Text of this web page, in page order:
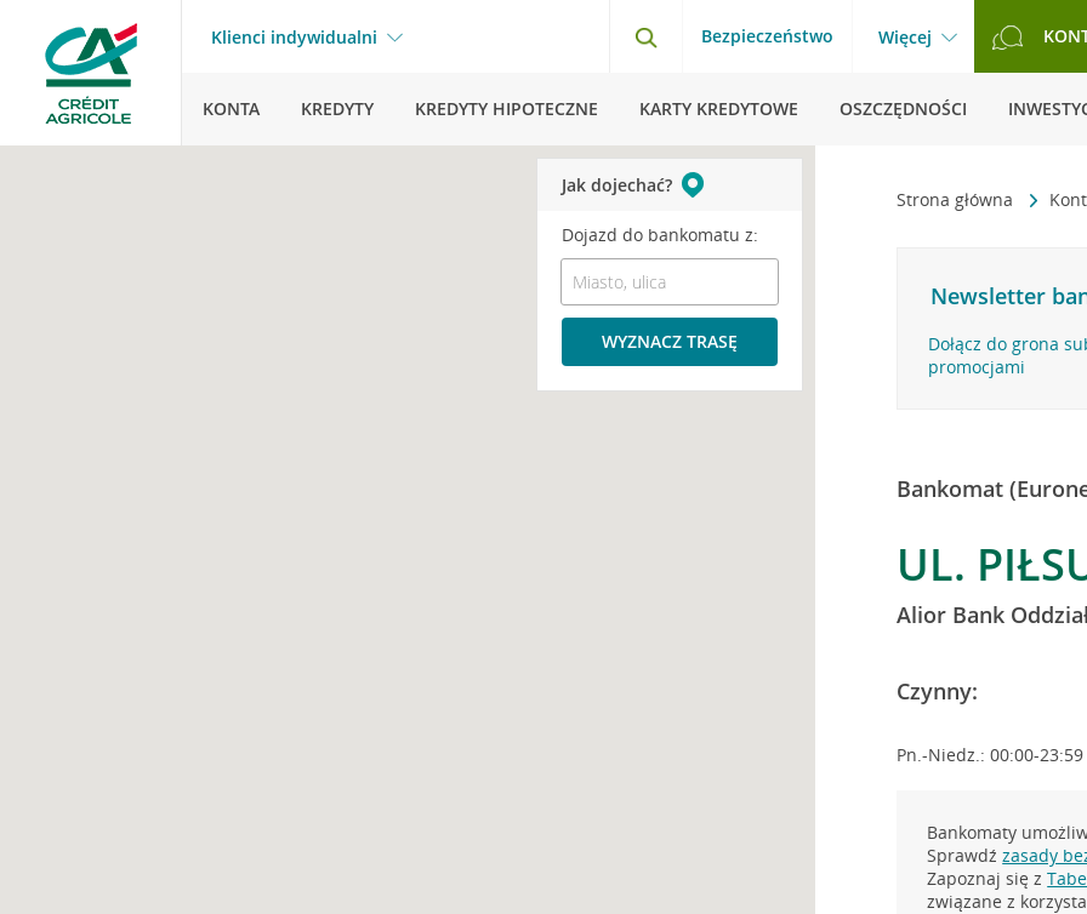
Klienci indywidualni Bezpieczeństwo Więcej
KONTA KREDYTY KREDYTY HIPOTECZNE KARTY KREDYTOWE OSZCZĘDNOŚCI
Strona główna
Newsletter
Dołącz do grona
promocjami
Bankomat
UL.
Alior Bank
Czynny:
Pn.-Niedz.: 00:00-23:59
Bankomaty
Sprawdźzasady
Zapoznaj się z
związane z
Jak dojechać?
Dojazd do bankomatu z:
WYZNACZ TRASĘ